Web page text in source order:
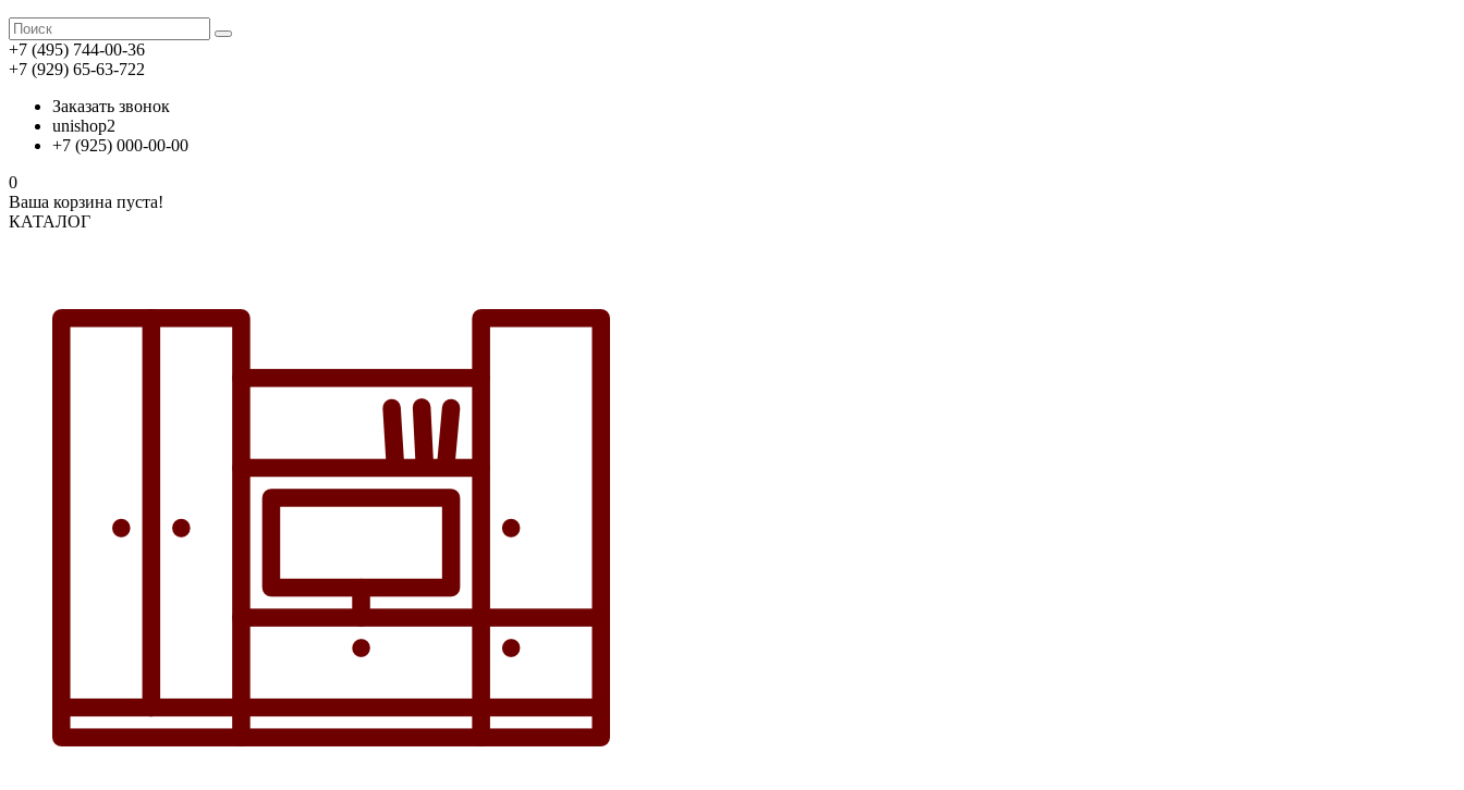
+7 (495) 744-00-36
+7 (929) 65-63-722
Заказать звонок
unishop2
+7 (925) 000-00-00
0
Ваша корзина пуста!
КАТАЛОГ